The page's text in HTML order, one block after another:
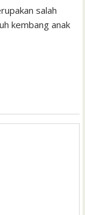
salah
kembang anak